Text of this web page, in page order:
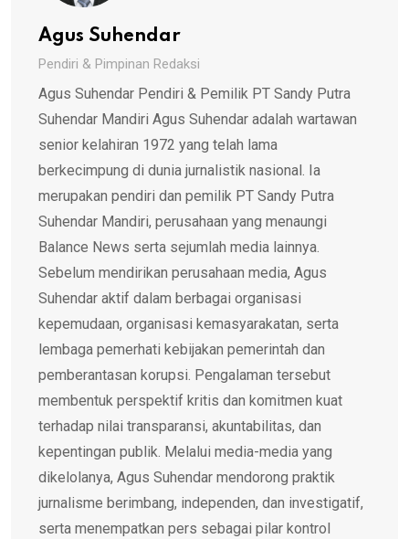
Agus Suhendar
Pendiri & Pimpinan Redaksi
Agus Suhendar Pendiri & Pemilik PT Sandy Putra
Suhendar Mandiri Agus Suhendar adalah wartawan
senior kelahiran 1972 yang telah lama
berkecimpung di dunia jurnalistik nasional. Ia
merupakan pendiri dan pemilik PT Sandy Putra
Suhendar Mandiri, perusahaan yang menaungi
Balance News serta sejumlah media lainnya.
Sebelum mendirikan perusahaan media, Agus
Suhendar aktif dalam berbagai organisasi
kepemudaan, organisasi kemasyarakatan, serta
lembaga pemerhati kebijakan pemerintah dan
pemberantasan korupsi. Pengalaman tersebut
membentuk perspektif kritis dan komitmen kuat
terhadap nilai transparansi, akuntabilitas, dan
kepentingan publik. Melalui media-media yang
dikelolanya, Agus Suhendar mendorong praktik
jurnalisme berimbang, independen, dan investigatif,
serta menempatkan pers sebagai pilar kontrol